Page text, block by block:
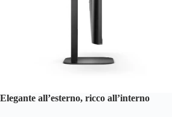
Elegante all’esterno, ricco all’interno